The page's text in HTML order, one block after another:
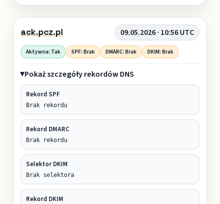
ack.pcz.pl 09.05.2026 · 10:56 UTC
Aktywna: Tak SPF: Brak DMARC: Brak DKIM: Brak
Pokaż szczegóły rekordów DNS
Rekord SPF
Brak rekordu
Rekord DMARC
Brak rekordu
Selektor DKIM
Brak selektora
Rekord DKIM